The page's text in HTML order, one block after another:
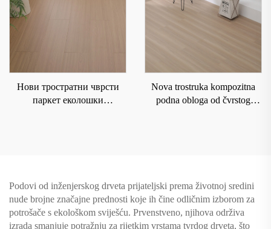
Нови тростратни чврсти
паркет еколошки
Nova trostruka kompozitna
podna obloga od čvrstog
Podovi od inženjerskog drveta prijateljski prema životnoj sredini
nude brojne značajne prednosti koje ih čine odličnim izborom za
potrošače s ekološkom sviješću. Prvenstveno, njihova održiva
izrada smanjuje potražnju za rijetkim vrstama tvrdog drveta, što